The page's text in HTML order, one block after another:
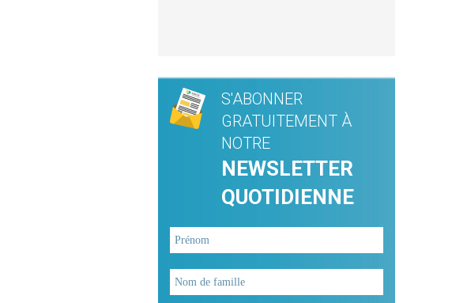
S'ABONNER
GRATUITEMENT À
NOTRE
NEWSLETTER
QUOTIDIENNE